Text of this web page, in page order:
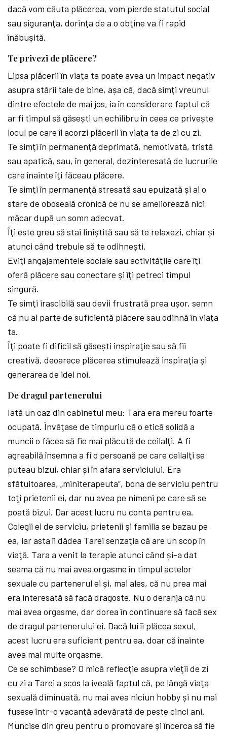
dacă vom căuta plăcerea, vom pierde statutul social
sau siguranţa, dorinţa de a o obţine va fi rapid
înăbușită.
Te privezi de plăcere?
Lipsa plăcerii în viaţa ta poate avea un impact negativ
asupra stării tale de bine, așa că, dacă simţi vreunul
dintre efectele de mai jos, ia în considerare faptul că
ar fi timpul să găsești un echilibru în ceea ce privește
locul pe care îl acorzi plăcerii în viaţa ta de zi cu zi.
Te simţi în permanenţă deprimată, nemotivată, tristă
sau apatică, sau, în general, dezinteresată de lucrurile
care înainte îţi făceau plăcere.
Te simţi în permanenţă stresată sau epuizată și ai o
stare de oboseală cronică ce nu se ameliorează nici
măcar după un somn adecvat.
Îţi este greu să stai liniștită sau să te relaxezi, chiar și
atunci când trebuie să te odihnești.
Eviţi angajamentele sociale sau activităţile care îţi
oferă plăcere sau conectare și îţi petreci timpul
singură.
Te simţi irascibilă sau devii frustrată prea ușor, semn
că nu ai parte de suficientă plăcere sau odihnă în viaţa
ta.
Îţi poate fi dificil să găsești inspiraţie sau să fii
creativă, deoarece plăcerea stimulează inspiraţia și
generarea de idei noi.
De dragul partenerului
Iată un caz din cabinetul meu: Tara era mereu foarte
ocupată. Învăţase de timpuriu că o etică solidă a
muncii o făcea să fie mai plăcută de ceilalţi. A fi
agreabilă însemna a fi o persoană pe care ceilalţi se
puteau bizui, chiar și în afara serviciului. Era
sfătuitoarea, „miniterapeuta“, bona de serviciu pentru
toţi prietenii ei, dar nu avea pe nimeni pe care să se
poată bizui. Dar acest lucru nu conta pentru ea.
Colegii ei de serviciu, prietenii și familia se bazau pe
ea, iar asta îi dădea Tarei senzaţia că are un scop în
viaţă. Tara a venit la terapie atunci când și-a dat
seama că nu mai avea orgasme în timpul actelor
sexuale cu partenerul ei și, mai ales, că nu prea mai
era interesată să facă dragoste. Nu o deranja că nu
mai avea orgasme, dar dorea în continuare să facă sex
de dragul partenerului ei. Dacă lui îi plăcea sexul,
acest lucru era suficient pentru ea, doar că înainte
avea mai multe orgasme.
Ce se schimbase? O mică reflecţie asupra vieţii de zi
cu zi a Tarei a scos la iveală faptul că, pe lângă viaţa
sexuală diminuată, nu mai avea niciun hobby și nu mai
fusese într-o vacanţă adevărată de peste cinci ani.
Muncise din greu pentru o promovare și încerca să fie